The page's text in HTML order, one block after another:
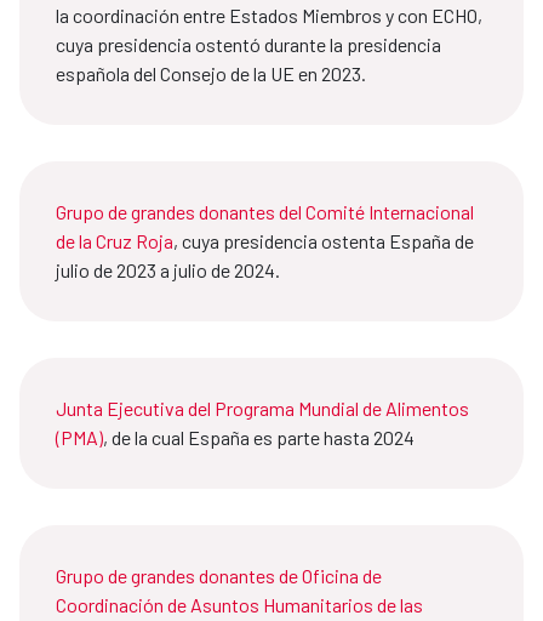
la coordinación entre Estados Miembros y con ECHO,
cuya presidencia ostentó durante la presidencia
española del Consejo de la UE en 2023.
Grupo de grandes donantes del Comité Internacional
de la Cruz Roja, cuya presidencia ostenta España de
julio de 2023 a julio de 2024.
Junta Ejecutiva del Programa Mundial de Alimentos
(PMA), de la cual España es parte hasta 2024
Grupo de grandes donantes de Oficina de
Coordinación de Asuntos Humanitarios de las